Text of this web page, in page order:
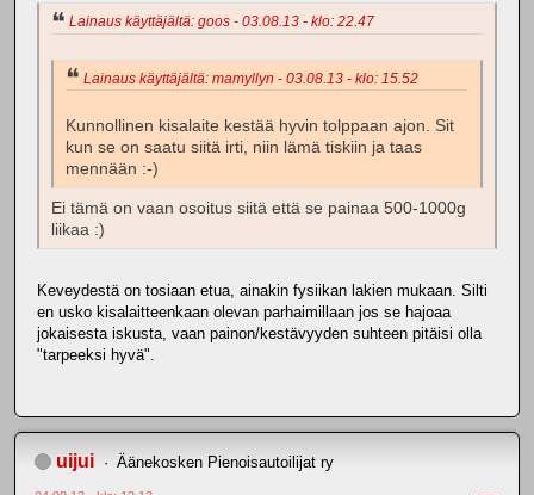
Lainaus käyttäjältä: goos - 03.08.13 - klo: 22.47
Lainaus käyttäjältä: mamyllyn - 03.08.13 - klo: 15.52
Kunnollinen kisalaite kestää hyvin tolppaan ajon. Sit
kun se on saatu siitä irti, niin lämä tiskiin ja taas
mennään :-)
Ei tämä on vaan osoitus siitä että se painaa 500-1000g
liikaa :)
Keveydestä on tosiaan etua, ainakin fysiikan lakien mukaan. Silti
en usko kisalaitteenkaan olevan parhaimillaan jos se hajoaa
jokaisesta iskusta, vaan painon/kestävyyden suhteen pitäisi olla
"tarpeeksi hyvä".
uijui Äänekosken Pienoisautoilijat ry